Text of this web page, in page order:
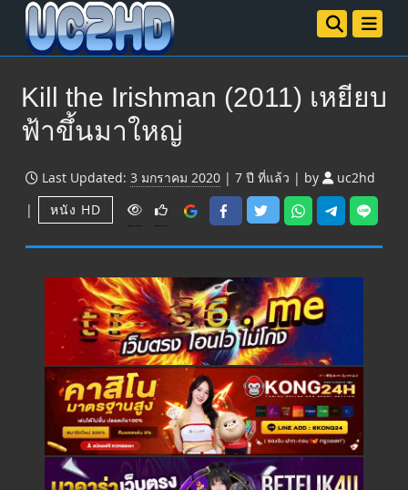
Kill the Irishman (2011) เหยียบ
ฟ้าขึ้นมาใหญ่
Last Updated: 3 มกราคม 2020 | 7 ปี ที่แล้ว | by
uc2hd
|
หนัง HD
V
w
s